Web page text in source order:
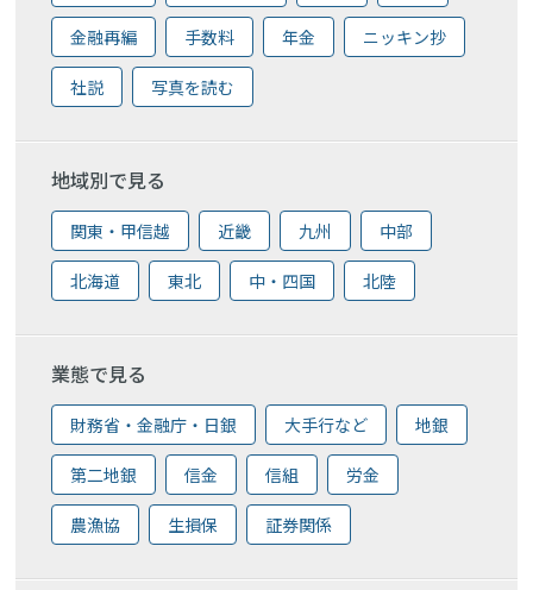
金融再編 手数料 年金 ニッキン抄
社説 写真を読む
地域別で見る
関東・甲信越 近畿 九州 中部
北海道 東北 中・四国 北陸
業態で見る
財務省・金融庁・日銀 大手行など 地銀
第二地銀 信金 信組 労金
農漁協 生損保 証券関係